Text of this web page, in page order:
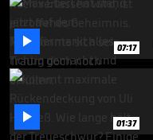
2
48
seconds
 07:17
 01:37